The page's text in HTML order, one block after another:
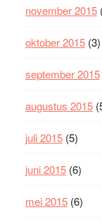
november 2015
oktober 2015(3)
september 2015
augustus 2015
juli 2015(5)
juni 2015(6)
mei 2015(6)